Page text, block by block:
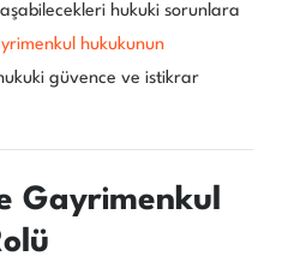
hukuki sorunlara
hukukunun
güvence ve istikrar
Gayrimenkul